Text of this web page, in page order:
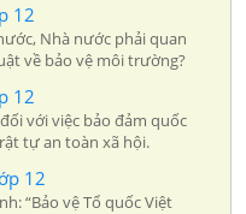
12
Nhà nước phải quan
về bảo vệ môi trường?
12
với việc bảo đảm quốc
tự an toàn xã hội.
12
“Bảo vệ Tổ quốc Việt